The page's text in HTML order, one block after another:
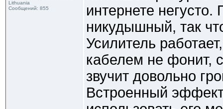
Lithuania
Сообщений: 855
интернете
никудышный, так
Усилитель
кабелем не фонит,
звучит довольно
Встроенный